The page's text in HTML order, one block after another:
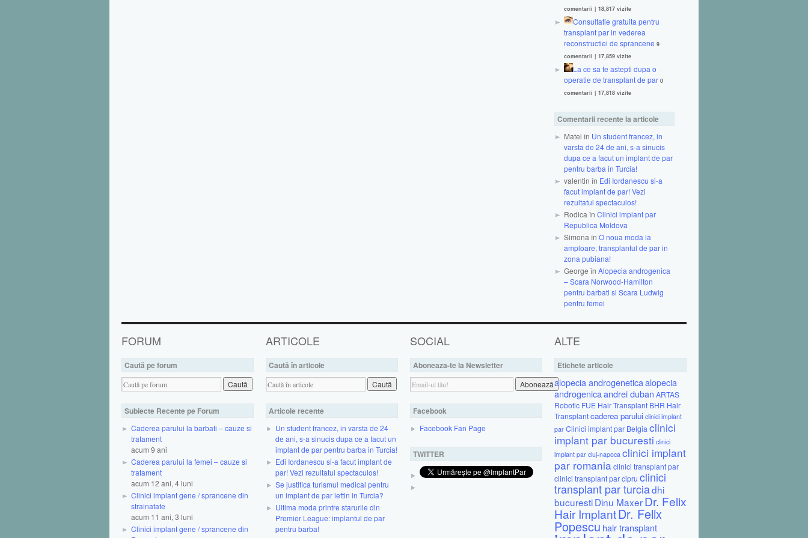
comentarii | 18,817 vizite
Consultatie gratuita pentru
transplant par in vederea
reconstructiei de sprancene 9
comentarii | 17,859 vizite
La ce sa te astepti dupa o
operatie de transplant de par 0
comentarii | 17,818 vizite
Comentarii recente la articole
Matei în Un student francez, in
varsta de 24 de ani, s-a sinucis
dupa ce a facut un implant de par
pentru barba in Turcia!
valentin în Edi Iordanescu si-a
facut implant de par! Vezi
rezultatul spectaculos!
Rodica în Clinici implant par
Republica Moldova
Simona în O noua moda ia
amploare, transplantul de par in
zona pubiana!
George în Alopecia androgenica
– Scara Norwood-Hamilton
pentru barbati si Scara Ludwig
pentru femei
FORUM
Caută pe forum
Subiecte Recente pe Forum
Caderea parului la barbati – cauze si
tratament
acum 9 ani
Caderea parului la femei – cauze si
tratament
acum 12 ani, 4 luni
Clinici implant gene / sprancene din
strainatate
acum 11 ani, 3 luni
Clinici implant gene / sprancene din
ARTICOLE
Caută în articole
Articole recente
Un student francez, in varsta de 24
de ani, s-a sinucis dupa ce a facut un
implant de par pentru barba in Turcia!
Edi Iordanescu si-a facut implant de
par! Vezi rezultatul spectaculos!
Se justifica turismul medical pentru
un implant de par ieftin in Turcia?
Ultima moda printre starurile din
Premier League: implantul de par
pentru barba!
SOCIAL
Aboneaza-te la Newsletter
Facebook
Facebook Fan Page
TWITTER
ALTE
Etichete articole
alopecia androgeneticaalopecia
androgenicaandrei duban ARTAS
Robotic FUE Hair Transplant BHR Hair
Transplantcaderea parului clinici implant
par Clinici implant par Belgia clinici
implant par bucuresti clinici
implant par cluj-napoca clinici implant
par romaniaclinici transplant par
clinici transplant par cipru clinici
transplant par turciadhi
bucurestiDinu MaxerDr. Felix
Hair ImplantDr. Felix
Popescu hair transplant